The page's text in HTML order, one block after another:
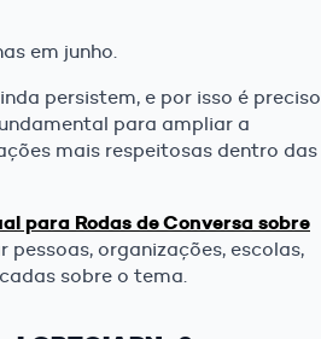
em junho.
persistem, e por isso é preciso
para ampliar a
mais respeitosas dentro das
para Rodas de Conversa sobre
organizações, escolas,
sobre o tema.